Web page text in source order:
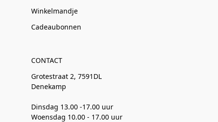
Winkelmandje
Cadeaubonnen
CONTACT
Grotestraat 2, 7591DL
Denekamp
Dinsdag 13.00 -17.00 uur
Woensdag 10.00 - 17.00 uur